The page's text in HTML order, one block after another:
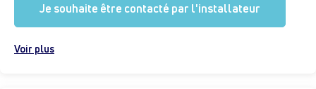
Je souhaite être contacté par l'installateur
Voir plus